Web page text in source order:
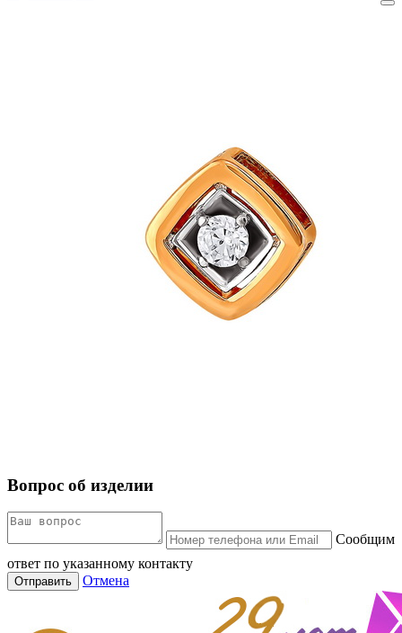
Вопрос об изделии
Сообщим
ответ по указанному контакту
Отправить Отмена